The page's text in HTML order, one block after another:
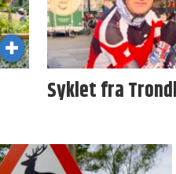
Syklet fra